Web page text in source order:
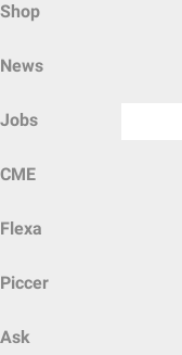
Shop
News
Jobs
CME
Flexa
Piccer
Ask